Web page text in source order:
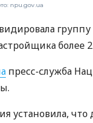
npu.gov.ua
более
пресс-служба
установила, что